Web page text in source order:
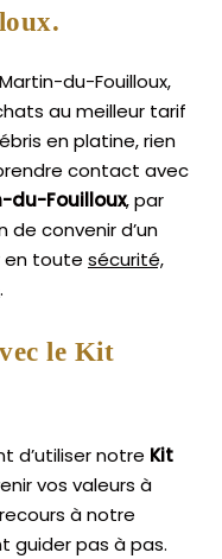
du-Fouilloux,
au meilleur tarif
en platine, rien
contact avec
du-Fouilloux, par
convenir d’un
en toute sécurité,
.
le Kit
d’utiliser notre Kit
vos valeurs à
à notre
guider pas à pas.